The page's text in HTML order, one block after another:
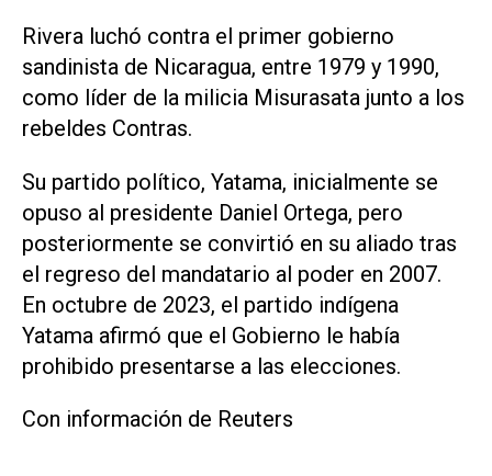
Rivera luchó contra el primer gobierno
sandinista de Nicaragua, entre 1979 y 1990,
como líder de la ‌milicia Misurasata junto a los
rebeldes Contras.
Su partido político, Yatama, inicialmente se
opuso al presidente Daniel Ortega, pero
‌posteriormente se convirtió ⁠en su aliado tras
el regreso del mandatario al poder en 2007.
En ​octubre de 2023, el partido indígena
Yatama afirmó que el Gobierno le había
prohibido presentarse a las elecciones.
Con información de Reuters